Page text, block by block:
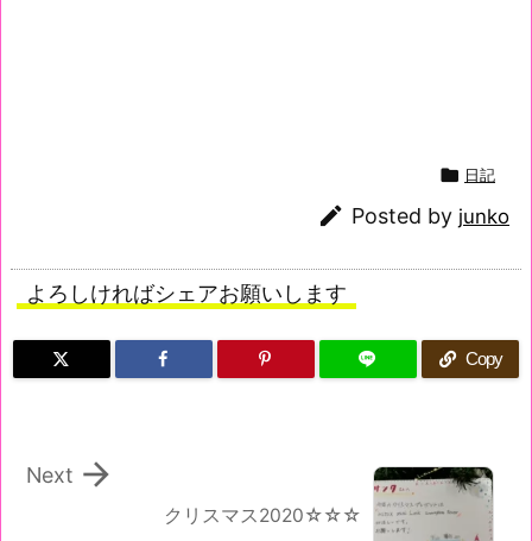
 日記
 Posted by junko
よろしければシェアお願いします
Copy
クリスマス2020☆☆☆

Next